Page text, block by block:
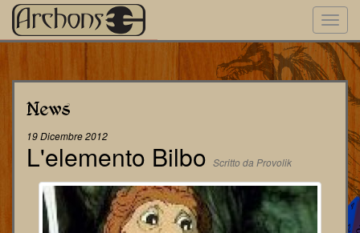
News
19 Dicembre 2012
L'elemento Bilbo Scritto da Provolik